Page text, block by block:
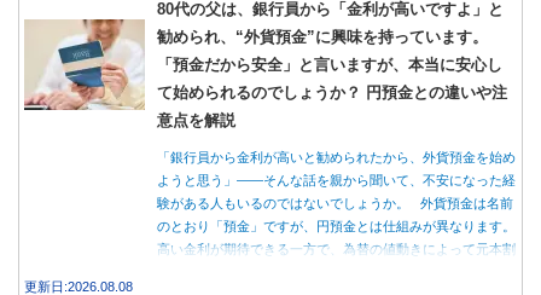
80代の父は、銀行員から「金利が高いですよ」と
勧められ、“外貨預金”に興味を持っています。
「預金だから安全」と言いますが、本当に安心し
て始められるのでしょうか？ 円預金との違いや注
意点を解説
「銀行員から金利が高いと勧められたから、外貨預金を始め
ようと思う」――そんな話を親から聞いて、不安になった経
験がある人もいるのではないでしょうか。 外貨預金は名前
のとおり「預金」ですが、円預金とは仕組みが異なります。
高い金利が期待できる一方で、為替の値動きによって元本割
更新日:2026.08.08